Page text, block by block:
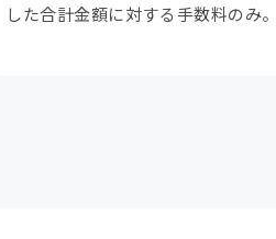
した合計金額に対する手数料のみ